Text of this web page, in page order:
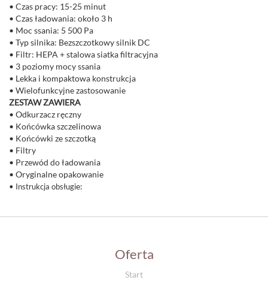
• Czas pracy: 15-25 minut
• Czas ładowania: około 3 h
• Moc ssania: 5 500 Pa
• Typ silnika: Bezszczotkowy silnik DC
• Filtr: HEPA + stalowa siatka filtracyjna
• 3 poziomy mocy ssania
• Lekka i kompaktowa konstrukcja
• Wielofunkcyjne zastosowanie
ZESTAW ZAWIERA
• Odkurzacz ręczny
• Końcówka szczelinowa
• Końcówki ze szczotką
• Filtry
• Przewód do ładowania
• Oryginalne opakowanie
• Instrukcja obsługie:
Oferta
Start